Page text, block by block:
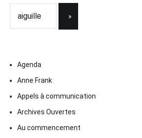
Agenda
Anne Frank
Appels à communication
Archives Ouvertes
Au commencement